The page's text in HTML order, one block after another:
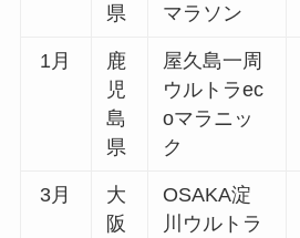
県
マラソン
1月
鹿
児
島
県
屋久島一周
ウルトラec
oマラニッ
ク
3月
大
阪
OSAKA淀
川ウルトラ